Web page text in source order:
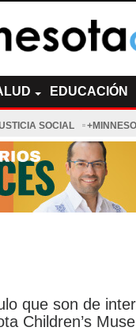
EDUCACIÓN
SOCIAL
que son de
Children’s